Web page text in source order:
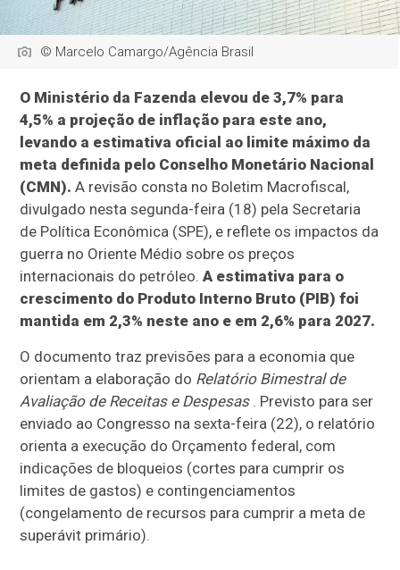
© Marcelo Camargo/Agência Brasil
O Ministério da Fazenda elevou de 3,7% para
4,5% a projeção de inflação para este ano,
levando a estimativa oficial ao limite máximo da
meta definida pelo Conselho Monetário Nacional
(CMN). A revisão consta no Boletim Macrofiscal,
divulgado nesta segunda-feira (18) pela Secretaria
de Política Econômica (SPE), e reflete os impactos da
guerra no Oriente Médio sobre os preços
internacionais do petróleo.A estimativa para o
crescimento do Produto Interno Bruto (PIB) foi
mantida em 2,3% neste ano e em 2,6% para 2027.
O documento traz previsões para a economia que
orientam a elaboração do Relatório Bimestral de
Avaliação de Receitas e Despesas. Previsto para ser
enviado ao Congresso na sexta-feira (22), o relatório
orienta a execução do Orçamento federal, com
indicações de bloqueios (cortes para cumprir os
limites de gastos) e contingenciamentos
(congelamento de recursos para cumprir a meta de
superávit primário).